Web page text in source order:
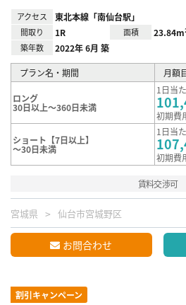
アクセス 東北本線「南仙台駅」
間取り 1R 面積
築年数 2022年 6月 築
プラン名・期間 月額
ロング
30日以上～360日未満
1日当
初期費
ショート【7日以上】
～30日未満
1日当
初期費
賃料交渉可
宮城県 仙台市宮城野区
お問合わせ
割引キャンペーン